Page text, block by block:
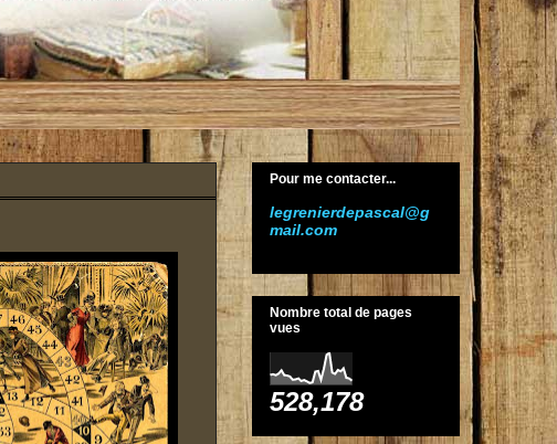
Pour me contacter...
legrenierdepascal@g
mail.com
Nombre total de pages
vues
528,178